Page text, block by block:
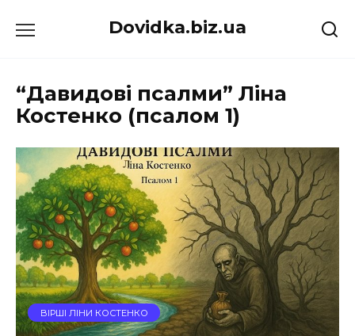
до
Dovidka.biz.ua
“Давидові псалми” Ліна
Костенко (псалом 1)
ВІРШІ ЛІНИ КОСТЕНКО